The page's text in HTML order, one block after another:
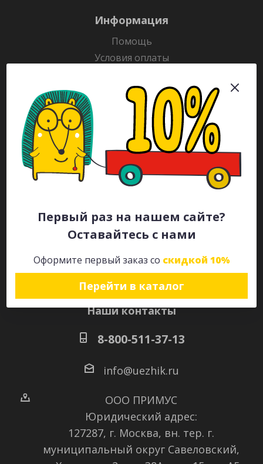
Первый раз на нашем сайте?
Оставайтесь с нами
Оформите первый заказ со скидкой 10%
Перейти в каталог
Информация
Помощь
Условия оплаты
Гарантия на товар
Раскраски
Рекламодателям
Каталог
Будьте всегда в курсе!
Наши контакты
8-800-511-37-13
info@uezhik.ru
ООО ПРИМУС
Юридический адрес:
127287, г. Москва, вн. тер. г.
муниципальный округ Савеловский,